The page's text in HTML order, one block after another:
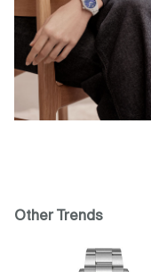
Other Trends